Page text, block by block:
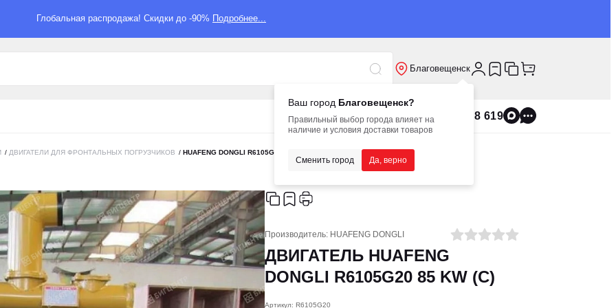
Глобальная распродажа! Скидки до -90% Подробнее...
Благовещенск
Ваш город Благовещенск?
Правильный выбор города влияет на
наличие и условия доставки товаров
Сменить город Да, верно
8 800 555 8 619
/ ДВИГАТЕЛИ ДЛЯ ФРОНТАЛЬНЫХ ПОГРУЗЧИКОВ / HUAFENG DONGLI R6105G20 85KWT
Производитель: HUAFENG DONGLI
ДВИГАТЕЛЬ HUAFENG
DONGLI R6105G20 85 KW (C)
Артикул: R6105G20